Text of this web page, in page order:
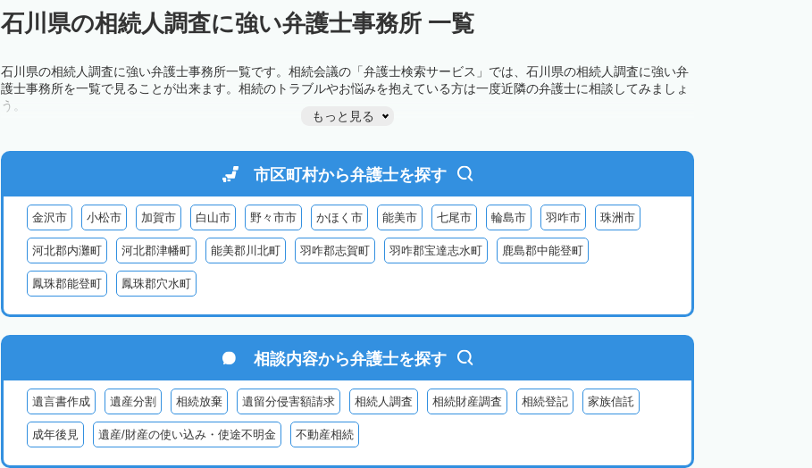
石川県の相続人調査に強い弁護士事務所 一覧
石川県の相続人調査に強い弁護士事務所一覧です。相続会議の「弁護士検索サービス」では、石川県の相続人調査に強い弁
護士事務所を一覧で見ることが出来ます。相続のトラブルやお悩みを抱えている方は一度近隣の弁護士に相談してみましょ
う。
もっと見る
市区町村から弁護士を探す
金沢市 小松市 加賀市 白山市 野々市市 かほく市 能美市 七尾市 輪島市 羽咋市 珠洲市
河北郡内灘町 河北郡津幡町 能美郡川北町 羽咋郡志賀町 羽咋郡宝達志水町 鹿島郡中能登町
鳳珠郡能登町 鳳珠郡穴水町
相談内容から弁護士を探す
遺言書作成 遺産分割 相続放棄 遺留分侵害額請求 相続人調査 相続財産調査 相続登記 家族信託
成年後見 遺産/財産の使い込み・使途不明金 不動産相続